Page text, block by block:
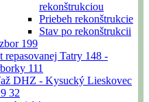
rekonštrukciou
Priebeh rekonštrukcie
Stav po rekonštrukcii
199
repasovanej Tatry 148 -
111
DHZ - Kysucký Lieskovec
32